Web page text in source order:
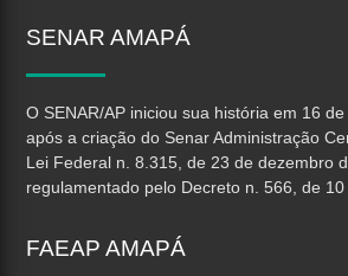
SENAR AMAPÁ
O SENAR/AP iniciou sua história em 16
após a criação do Senar Administração
Lei Federal n. 8.315, de 23 de dezembro
regulamentado pelo Decreto n. 566, de
FAEAP AMAPÁ